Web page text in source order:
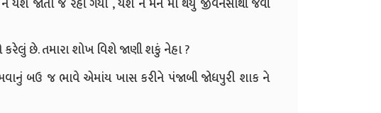
જોતો જ રહી ગયો , યશ ને મન માં થયું જીવનસાથી જેવી
છે. તમારા શોખ વિશે જાણી શકું નેહા ?
બઉ જ ભાવે એમાંય ખાસ કરીને પંજાબી જોધપુરી શાક ને